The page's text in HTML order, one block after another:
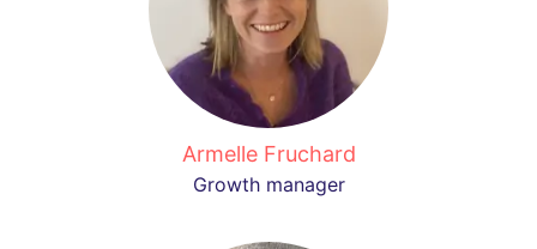
Armelle Fruchard
Growth manager